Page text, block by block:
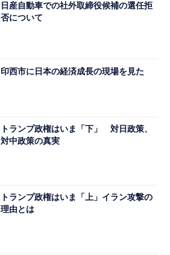
日産自動車での社外取締役候補の選任拒
否について
印西市に日本の経済成長の現場を見た
トランプ政権はいま「下」 対日政策、
対中政策の真実
トランプ政権はいま「上」イラン攻撃の
理由とは